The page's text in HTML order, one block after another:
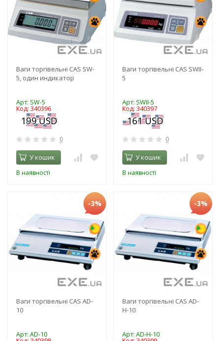
Ваги торгівельні CAS SW-
5, один индикатор
Арт: SW-5
Код: 340396
0
У кошик
В наявності
Ваги торгівельні CAS SWII-
5
Арт: SWII-5
Код: 340397
0
У кошик
В наявності
-3%
Ваги торгівельні CAS AD-
10
Арт: AD-10
-3%
Ваги торгівельні CAS AD-
H-10
Арт: AD-H-10